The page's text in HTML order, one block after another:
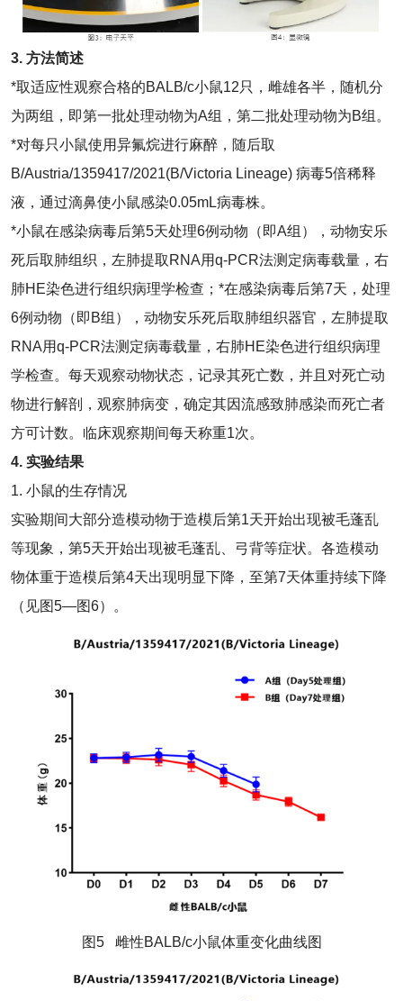
3. 方法简述
*取适应性观察合格的BALB/c小鼠12只，雌雄各半，随机分
为两组，即第一批处理动物为A组，第二批处理动物为B组。
*对每只小鼠使用异氟烷进行麻醉，随后取
B/Austria/1359417/2021(B/Victoria Lineage) 病毒5倍稀释
液，通过滴鼻使小鼠感染0.05mL病毒株。
*小鼠在感染病毒后第5天处理6例动物（即A组），动物安乐
死后取肺组织，左肺提取RNA用q-PCR法测定病毒载量，右
肺HE染色进行组织病理学检查；*在感染病毒后第7天，处理
6例动物（即B组），动物安乐死后取肺组织器官，左肺提取
RNA用q-PCR法测定病毒载量，右肺HE染色进行组织病理
学检查。每天观察动物状态，记录其死亡数，并且对死亡动
物进行解剖，观察肺病变，确定其因流感致肺感染而死亡者
方可计数。临床观察期间每天称重1次。
4. 实验结果
1. 小鼠的生存情况
实验期间大部分造模动物于造模后第1天开始出现被毛蓬乱
等现象，第5天开始出现被毛蓬乱、弓背等症状。各造模动
物体重于造模后第4天出现明显下降，至第7天体重持续下降
（见图5—图6）。
图5 雌性BALB/c小鼠体重变化曲线图